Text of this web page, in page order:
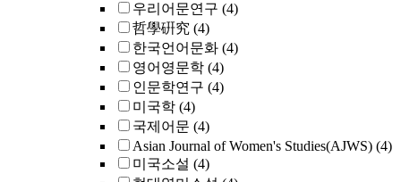
우리어문연구 (4)
哲學硏究 (4)
한국언어문화 (4)
영어영문학 (4)
인문학연구 (4)
미국학 (4)
국제어문 (4)
Asian Journal of Women's Studies(AJWS) (4)
미국소설 (4)